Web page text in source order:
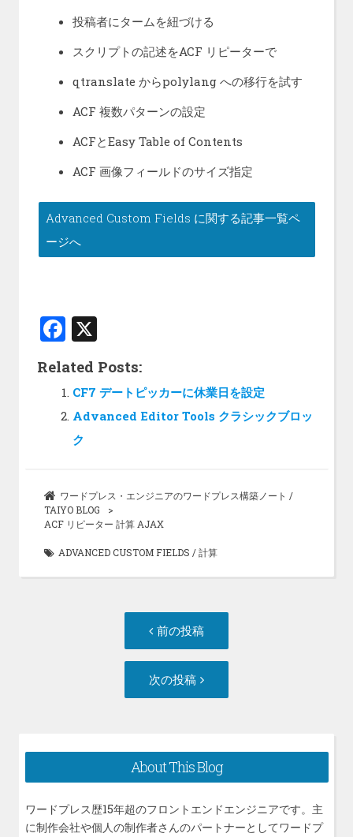
投稿者にタームを紐づける
スクリプトの記述をACF リピーターで
qtranslate からpolylang への移行を試す
ACF 複数パターンの設定
ACFとEasy Table of Contents
ACF 画像フィールドのサイズ指定
Advanced Custom Fields に関する記事一覧ペ
ージへ
F
a
ce
b
o
o
X
Related Posts:
CF7 デートピッカーに休業日を設定
Advanced Editor Tools クラシックブロッ
ク
ワードプレス・エンジニアのワードプレス構築ノート /
TAIYO BLOG
ACF リピーター 計算 AJAX
ADVANCED CUSTOM FIELDS /計算
シ
ョ
ン
前の投稿
の
稿:
次の投稿
の
About This Blog
ワードプレス歴15年超のフロントエンドエンジニアです。主
に制作会社や個人の制作者さんのパートナーとしてワードプ